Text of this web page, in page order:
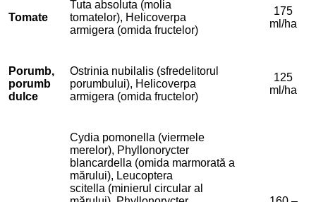
Tomate
Tuta absoluta (molia
tomatelor), Helicoverpa
armigera (omida fructelor)
175
ml/ha
Porumb,
porumb
dulce
Ostrinia nubilalis (sfredelitorul
porumbului), Helicoverpa
armigera (omida fructelor)
125
ml/ha
Cydia pomonella (viermele
merelor), Phyllonorycter
blancardella (omida marmorată a
mărului), Leucoptera
scitella (minierul circular al